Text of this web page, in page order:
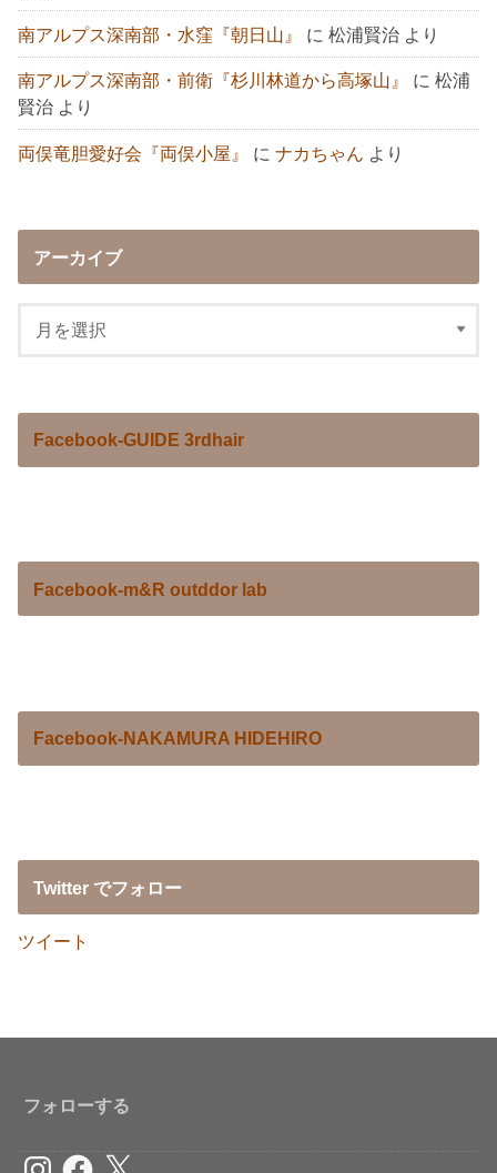
南アルプス深南部・水窪『朝日山』 に松浦賢治 より
南アルプス深南部・前衛『杉川林道から高塚山』 に松浦
賢治 より
両俣竜胆愛好会『両俣小屋』 にナカちゃん より
アーカイブ
Facebook-GUIDE 3rdhair
Facebook-m&R outddor lab
Facebook-NAKAMURA HIDEHIRO
Twitter でフォロー
ツイート
フォローする
InstagramFacebook
X